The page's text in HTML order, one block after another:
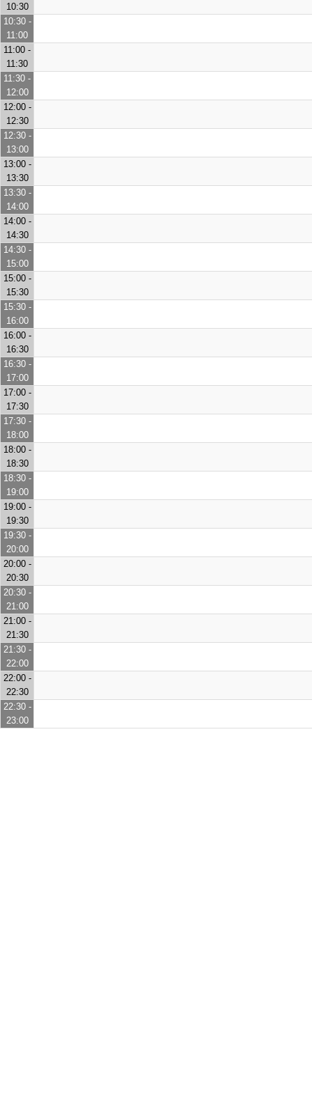
10:30
10:30 -
11:00
11:00 -
11:30
11:30 -
12:00
12:00 -
12:30
12:30 -
13:00
13:00 -
13:30
13:30 -
14:00
14:00 -
14:30
14:30 -
15:00
15:00 -
15:30
15:30 -
16:00
16:00 -
16:30
16:30 -
17:00
17:00 -
17:30
17:30 -
18:00
18:00 -
18:30
18:30 -
19:00
19:00 -
19:30
19:30 -
20:00
20:00 -
20:30
20:30 -
21:00
21:00 -
21:30
21:30 -
22:00
22:00 -
22:30
22:30 -
23:00